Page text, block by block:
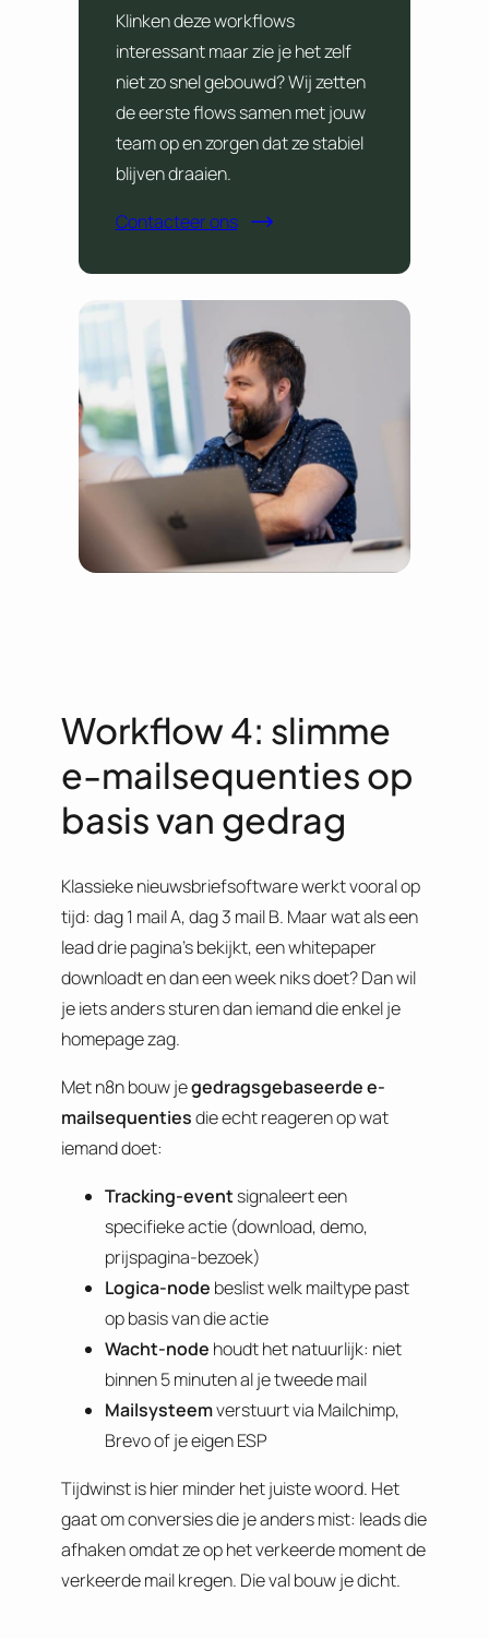
Klinken deze workflows
interessant maar zie je het zelf
niet zo snel gebouwd? Wij zetten
de eerste flows samen met jouw
team op en zorgen dat ze stabiel
blijven draaien.
Contacteer ons
Workflow 4: slimme
e-mailsequenties op
basis van gedrag
Klassieke nieuwsbriefsoftware werkt vooral op
tijd: dag 1 mail A, dag 3 mail B. Maar wat als een
lead drie pagina’s bekijkt, een whitepaper
downloadt en dan een week niks doet? Dan wil
je iets anders sturen dan iemand die enkel je
homepage zag.
Met n8n bouw jegedragsgebaseerde e-
mailsequentiesdie echt reageren op wat
iemand doet:
Tracking-event signaleert een
specifieke actie (download, demo,
prijspagina-bezoek)
Logica-node beslist welk mailtype past
op basis van die actie
Wacht-node houdt het natuurlijk: niet
binnen 5 minuten al je tweede mail
Mailsysteemverstuurt via Mailchimp,
Brevo of je eigen ESP
Tijdwinst is hier minder het juiste woord. Het
gaat om conversies die je anders mist: leads die
afhaken omdat ze op het verkeerde moment de
verkeerde mail kregen. Die val bouw je dicht.